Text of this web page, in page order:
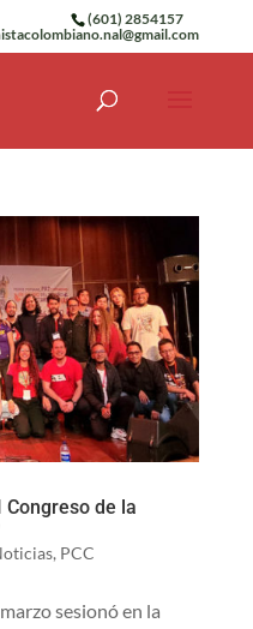
(601) 2854157
Congreso de la
, PCC
sesionó en la